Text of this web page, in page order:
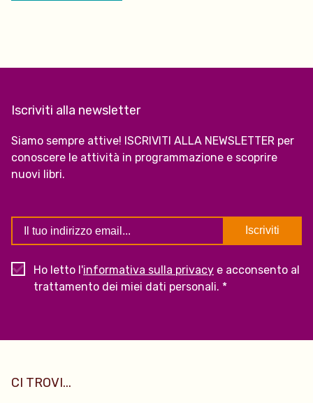
Iscriviti alla newsletter
Siamo sempre attive! ISCRIVITI ALLA NEWSLETTER per
conoscere le attività in programmazione e scoprire
nuovi libri.
Ho letto l'informativa sulla privacy e acconsento al
trattamento dei miei dati personali. *
CI TROVI...